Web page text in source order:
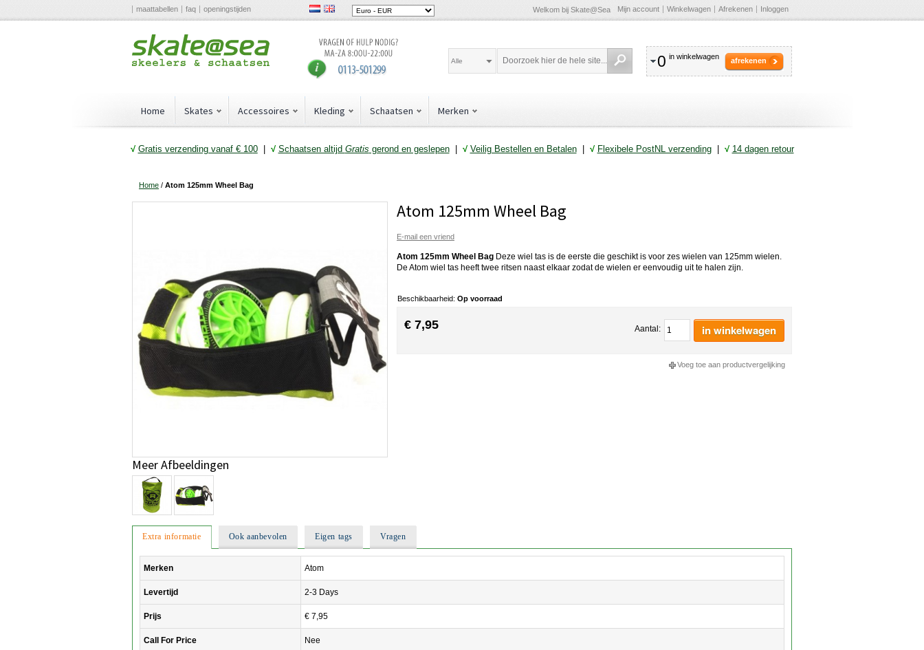
maattabellen faq openingstijden Welkom bij Skate@Sea Mijn account Winkelwagen Afrekenen Inloggen
0 in winkelwagen afrekenen
Alle
Home Skates Accessoires Kleding Schaatsen Merken
√ Gratis verzending vanaf € 100| √ Schaatsen altijd Gratis gerond en geslepen| √ Veilig Bestellen en Betalen| √ Flexibele PostNL verzending| √ 14 dagen retour
Home / Atom 125mm Wheel Bag
Atom 125mm Wheel Bag
E-mail een vriend
Atom 125mm Wheel Bag Deze wiel tas is de eerste die geschikt is voor zes wielen van 125mm wielen.
De Atom wiel tas heeft twee ritsen naast elkaar zodat de wielen er eenvoudig uit te halen zijn.
Beschikbaarheid: Op voorraad
€ 7,95 Aantal: in winkelwagen
Voeg toe aan productvergelijking
Meer Afbeeldingen
Extra informatie Ook aanbevolen Eigen tags Vragen
Merken Atom
Levertijd 2-3 Days
Prijs € 7,95
Call For Price Nee